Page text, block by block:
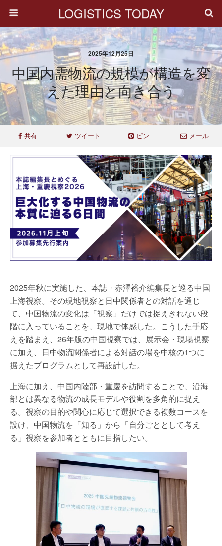
LOGISTICS TODAY
2025年12月25日
中国内需物流の規模が構造を変
えた理由と向き合う
共有 ツイート ピン メール
2025年秋に実施した、本誌・赤澤裕介編集長と巡る中国
上海視察。その現地視察と日中関係者との対話を通じ
て、中国物流の変化は「視察」だけでは捉えきれない段
階に入っていることを、現地で体感した。こうした手応
えを踏まえ、26年版の中国視察では、展示会・現場視察
に加え、日中物流関係者による対話の場を中核の1つに
据えたプログラムとして再設計した。
上海に加え、中国内陸部・重慶を訪問することで、沿海
部とは異なる物流の成長モデルや役割を多角的に捉え
る。視察の目的や関心に応じて選択できる複数コースを
設け、中国物流を「知る」から「自分ごととして考え
る」視察を参加者とともに目指したい。